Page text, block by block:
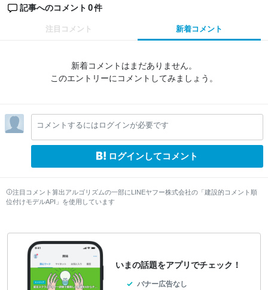
記事へのコメント 0件
注目コメント 新着コメント
新着コメントはまだありません。
このエントリーにコメントしてみましょう。
コメントするにはログインが必要です
ログインしてコメント
注目コメント算出アルゴリズムの一部にLINEヤフー株式会社の「建設的コメント順
位付けモデルAPI」を使用しています
いまの話題をアプリでチェック！
バナー広告なし